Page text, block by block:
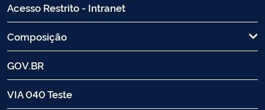
Acesso Restrito - Intranet
Composição
GOV.BR
VIA 040 Teste